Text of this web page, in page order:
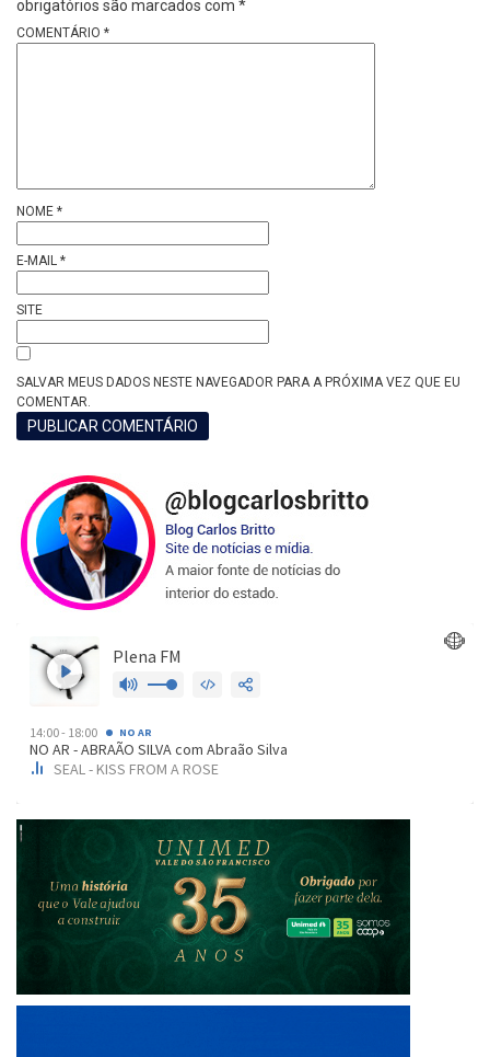
obrigatórios são marcados com *
COMENTÁRIO *
NOME *
E-MAIL *
SITE
SALVAR MEUS DADOS NESTE NAVEGADOR PARA A PRÓXIMA VEZ QUE EU
COMENTAR.